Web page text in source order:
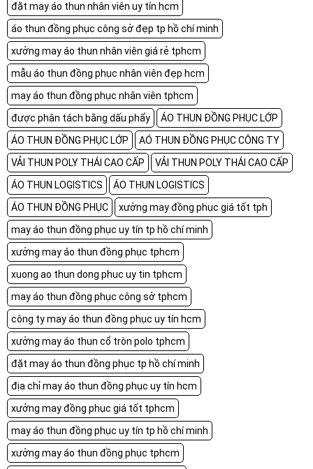
đặt may áo thun nhân viên uy tín hcm
áo thun đồng phục công sở đẹp tp hồ chí minh
xưởng may áo thun nhân viên giá rẻ tphcm
mẫu áo thun đồng phục nhân viên đẹp hcm
may áo thun đồng phục nhân viên tphcm
được phân tách bằng dấu phẩy
ÁO THUN ĐỒNG PHỤC LỚP
ÁO THUN ĐỒNG PHỤC LỚP
AÓ THUN ĐỒNG PHỤC CÔNG TY
VẢI THUN POLY THÁI CAO CẤP
VẢI THUN POLY THÁI CAO CẤP
ÁO THUN LOGISTICS
ÁO THUN LOGISTICS
ÁO THUN ĐỒNG PHỤC
xưởng may đồng phục giá tốt tph
may áo thun đồng phục uy tín tp hồ chí minh
xưởng may áo thun đồng phục tphcm
xuong ao thun dong phuc uy tin tphcm
may áo thun đồng phục công sở tphcm
công ty may áo thun đồng phục uy tín hcm
xưởng may áo thun cổ tròn polo tphcm
đặt may áo thun đồng phục tp hồ chí minh
địa chỉ may áo thun đồng phục uy tín hcm
xưởng may đồng phục giá tốt tphcm
may áo thun đồng phục uy tín tp hồ chí minh
xưởng may áo thun đồng phục tphcm